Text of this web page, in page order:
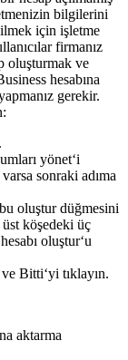
bilgilerini
için işletme
firmanız
oluşturmak ve
hesabına
gerekir.
yönet‘i
sonraki adıma
oluştur düğmesini
köşedeki üç
oluştur‘u
Bitti‘yi tıklayın.
aktarma